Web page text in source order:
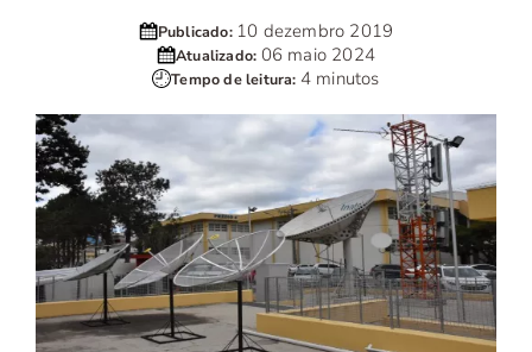
Publicado: 10 dezembro 2019
Atualizado: 06 maio 2024
Tempo de leitura: 4 minutos